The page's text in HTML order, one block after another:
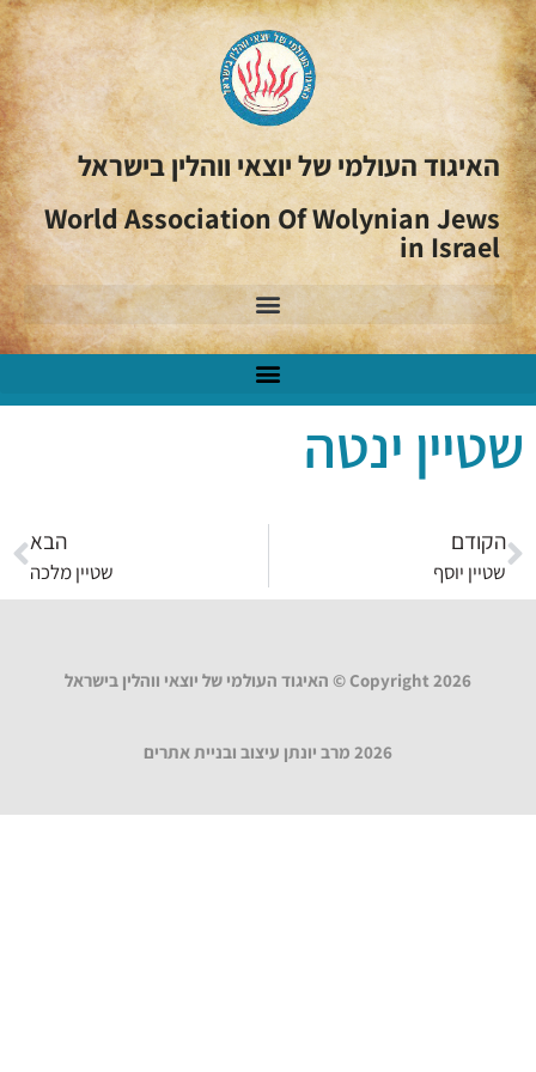
האיגוד העולמי של יוצאי ווהלין בישראל
World Association Of Wolynian Jews
in Israel
שטיין ינטה
הקודם
שטיין יוסף
הבא
שטיין מלכה
Copyright 2026 © האיגוד העולמי של יוצאי ווהלין בישראל
2026 מרב יונתן עיצוב ובניית אתרים